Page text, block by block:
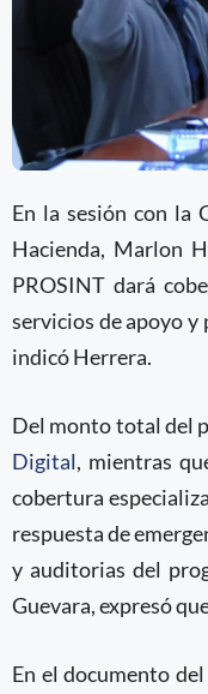
En la sesión con la
Hacienda, Marlon
PROSINT dará
servicios de apoyo
indicó Herrera.
Del monto total del
Digital, mientras
cobertura
respuesta de
y auditorias del
Guevara, expresó
En el documento